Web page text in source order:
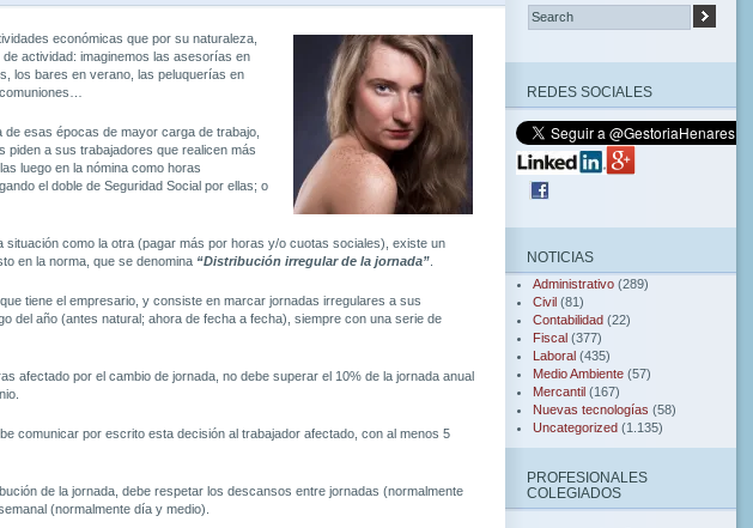
económicas que por su naturaleza,
actividad: imaginemos las asesorías en
los bares en verano, las peluquerías en
de esas épocas de mayor carga de trabajo,
piden a sus trabajadores que realicen más
luego en la nómina como horas
el doble de Seguridad Social por ellas; o
situación como la otra (pagar más por horas y/o cuotas sociales), existe un
en la norma, que se denomina “Distribución irregular de la jornada”
tiene el empresario, y consiste en marcar jornadas irregulares a sus
del año (antes natural; ahora de fecha a fecha), siempre con una serie de
afectado por el cambio de jornada, no debe superar el 10% de la jornada anual
comunicar por escrito esta decisión al trabajador afectado, con al menos 5
de la jornada, debe respetar los descansos entre jornadas (normalmente
(normalmente día y medio).
REDES SOCIALES
NOTICIAS
Administrativo (289)
Civil (81)
Contabilidad (22)
Fiscal (377)
Laboral (435)
Medio Ambiente (57)
Mercantil (167)
Nuevas tecnologías (58)
Uncategorized (1.135)
PROFESIONALES
COLEGIADOS